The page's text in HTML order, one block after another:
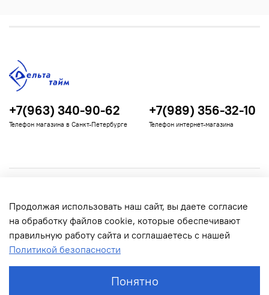
Информация для покупателей
+7(963) 340-90-62
Телефон магазина в Санкт-Петербурге
+7(989) 356-32-10
Телефон интернет-магазина
Продолжая использовать наш сайт, вы даете согласие
на обработку файлов cookie, которые обеспечивают
правильную работу сайта и соглашаетесь с нашей
Политикой безопасности
Понятно